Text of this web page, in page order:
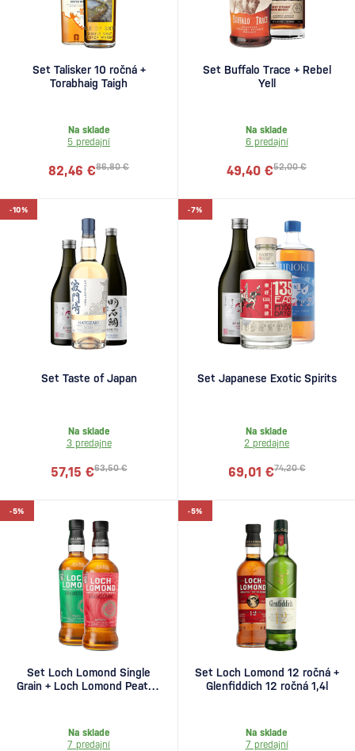
Set Talisker 10 ročná +
Torabhaig Taigh
Na sklade
5 predajní
86,80 €
82,46 €
Set Buffalo Trace + Rebel
Yell
Na sklade
6 predajní
52,00 €
49,40 €
-10%
Set Taste of Japan
Na sklade
3 predajne
63,50 €
57,15 €
-7%
Set Japanese Exotic Spirits
Na sklade
2 predajne
74,20 €
69,01 €
-5%
Set Loch Lomond Single
Grain + Loch Lomond Peated
Na sklade
7 predajní
-5%
Set Loch Lomond 12 ročná +
Glenfiddich 12 ročná 1,4l
Na sklade
7 predajní